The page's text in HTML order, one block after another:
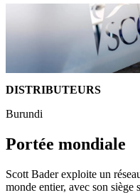
DISTRIBUTEURS
Burundi
Portée mondiale
Scott Bader exploite un
monde entier, avec son